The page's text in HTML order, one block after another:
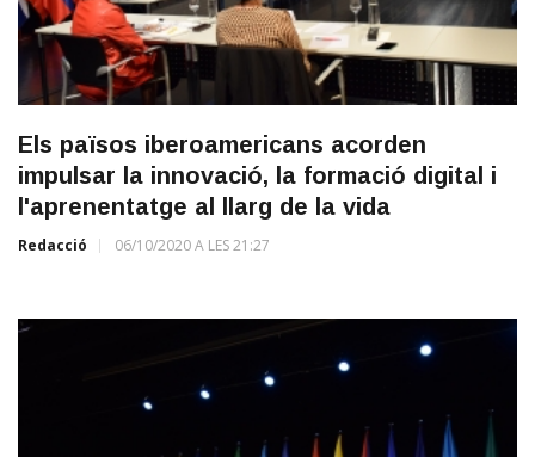
Els països iberoamericans acorden
impulsar la innovació, la formació digital i
l'aprenentatge al llarg de la vida
Redacció 06/10/2020 A LES 21:27